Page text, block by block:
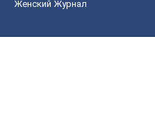
Женский Журнал